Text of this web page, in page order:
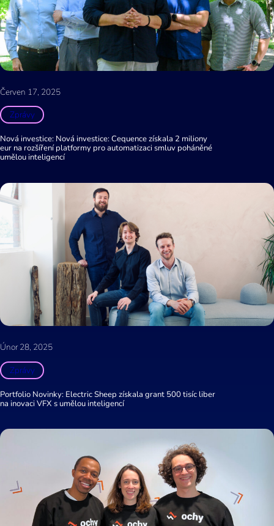
Červen 17, 2025
Zprávy
Nová investice: Nová investice: Cequence získala 2 miliony
eur na rozšíření platformy pro automatizaci smluv poháněné
umělou inteligencí
Únor 28, 2025
Zprávy
Portfolio Novinky: Electric Sheep získala grant 500 tisíc liber
na inovaci VFX s umělou inteligencí